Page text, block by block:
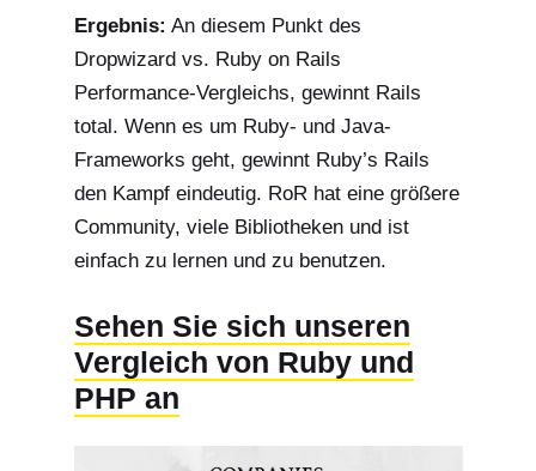
Ergebnis: An diesem Punkt des
Dropwizard vs. Ruby on Rails
Performance-Vergleichs, gewinnt Rails
total. Wenn es um Ruby- und Java-
Frameworks geht, gewinnt Ruby’s Rails
den Kampf eindeutig. RoR hat eine größere
Community, viele Bibliotheken und ist
einfach zu lernen und zu benutzen.
Sehen Sie sich unseren
Vergleich von Ruby und
PHP an